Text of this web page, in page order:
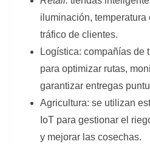
iluminación, temperatura
tráfico de clientes.
Logística: compañías de
para optimizar rutas,
garantizar entregas
Agricultura: se utilizan
IoT para gestionar el
y mejorar las cosechas.